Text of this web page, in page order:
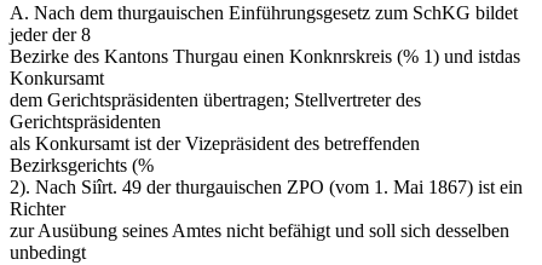
A. Nach dem thurgauischen Einführungsgesetz zum SchKG bildet
jeder der 8
Bezirke des Kantons Thurgau einen Konknrskreis (% 1) und istdas
Konkursamt
dem Gerichtspräsidenten übertragen; Stellvertreter des
Gerichtspräsidenten
als Konkursamt ist der Vizepräsident des betreffenden
Bezirksgerichts (%
2). Nach Siîrt. 49 der thurgauischen ZPO (vom 1. Mai 1867) ist ein
Richter
zur Ausübung seines Amtes nicht befähigt und soll sich desselben
unbedingt